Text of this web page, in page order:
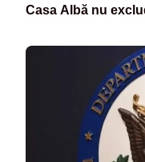
Casa Albă nu